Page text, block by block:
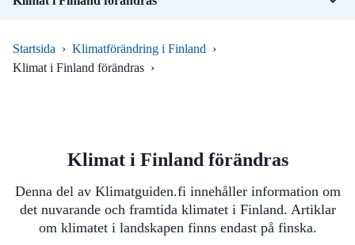
Startsida › Klimatförändring i Finland ›
Klimat i Finland förändras ›
Klimat i Finland förändras
Denna del av Klimatguiden.fi innehåller information om
det nuvarande och framtida klimatet i Finland. Artiklar
om klimatet i landskapen finns endast på finska.